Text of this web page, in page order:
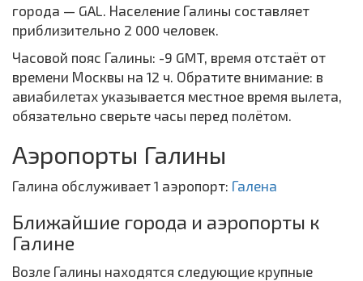
города — GAL. Население Галины составляет
приблизительно 2 000 человек.
Часовой пояс Галины: -9 GMT, время отстаёт от
времени Москвы на 12 ч. Обратите внимание: в
авиабилетах указывается местное время вылета,
обязательно сверьте часы перед полётом.
Аэропорты Галины
Галина обслуживает 1 аэропорт: Галена
Ближайшие города и аэропорты к
Галине
Возле Галины находятся следующие крупные